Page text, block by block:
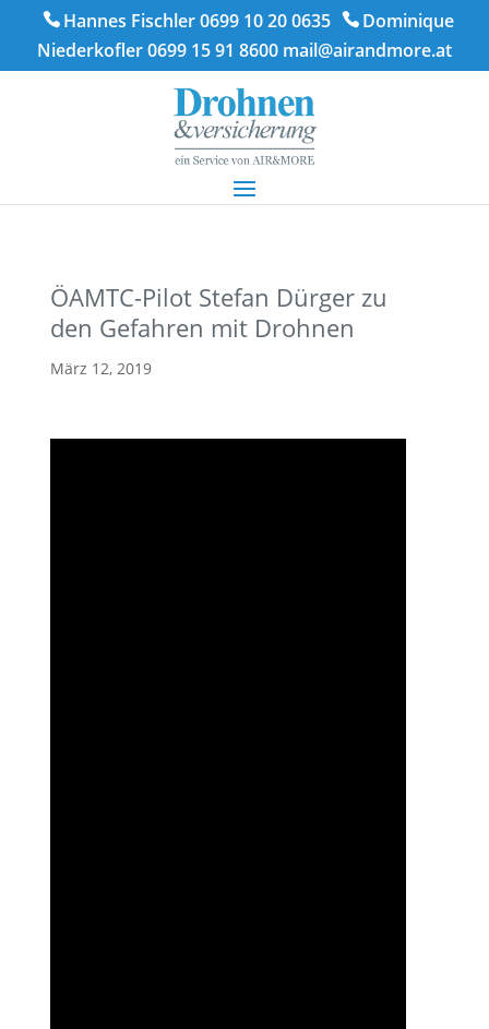
Hannes Fischler 0699 10 20 0635
Dominique
Niederkofler 0699 15 91 8600 mail@airandmore.at
ÖAMTC-Pilot Stefan Dürger zu
den Gefahren mit Drohnen
März 12, 2019